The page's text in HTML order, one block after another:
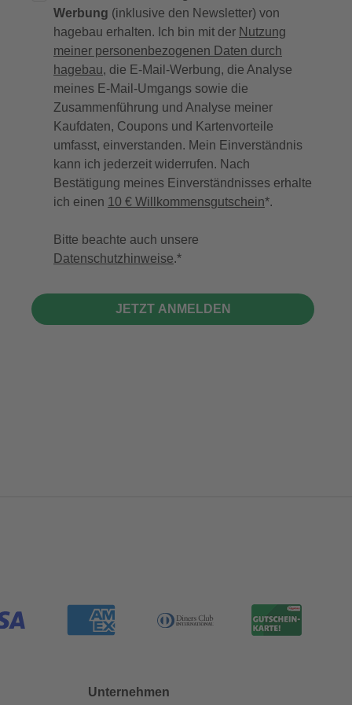
Werbung (inklusive den Newsletter) von
hagebau erhalten. Ich bin mit der Nutzung
meiner personenbezogenen Daten durch
hagebau, die E-Mail-Werbung, die Analyse
meines E-Mail-Umgangs sowie die
Zusammenführung und Analyse meiner
Kaufdaten, Coupons und Kartenvorteile
umfasst, einverstanden. Mein Einverständnis
kann ich jederzeit widerrufen. Nach
Bestätigung meines Einverständnisses erhalte
ich einen 10 € Willkommensgutschein*.
Bitte beachte auch unsere
Datenschutzhinweise.
JETZT ANMELDEN
Unternehmen